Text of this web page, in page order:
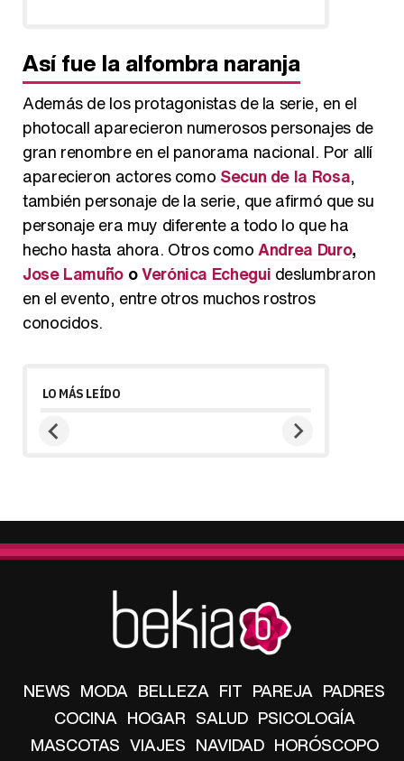
Así fue la alfombra naranja
Además de los protagonistas de la serie, en el
photocall aparecieron numerosos personajes de
gran renombre en el panorama nacional. Por allí
aparecieron actores como Secun de la Rosa,
también personaje de la serie, que afirmó que su
personaje era muy diferente a todo lo que ha
hecho hasta ahora. Otros comoAndrea Duro,
Jose Lamuño oVerónica Echegui deslumbraron
en el evento, entre otros muchos rostros
conocidos.
LO MÁS LEÍDO
NEWS MODA BELLEZA FIT PAREJA PADRES
COCINA HOGAR SALUD PSICOLOGÍA
MASCOTAS VIAJES NAVIDAD HORÓSCOPO